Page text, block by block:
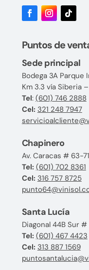
Puntos de
Sede principal
Bodega 3A Parque
Km 3.3 vía Siberia
Tel: (601) 746 2888
Cel: 321 248 7947
Chapinero
Av. Caracas # 63-71
Tel: (601) 702 8361
Cel: 316 757 8725
Santa Lucía
Diagonal 44B Sur #
Tel: (601) 467 4423
Cel: 313 887 1569